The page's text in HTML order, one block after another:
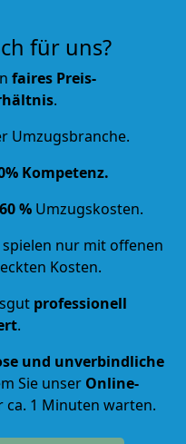
für uns?
faires Preis-
.
Umzugsbranche.
Kompetenz.
% Umzugskosten.
nur mit offenen
Kosten.
professionell
.
und unverbindliche
Sie unser Online-
1 Minuten warten.